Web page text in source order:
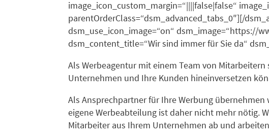
image_icon_custom_margin=“||||false|false“
parentOrderClass=“dsm_advanced_tabs_0″][/
dsm_use_icon_image=“on“ dsm_image=“https://
dsm_content_title=“Wir sind immer für Sie da“
Als Werbeagentur mit einem Team von
Unternehmen und Ihre Kunden hineinversetzen
Als Ansprechpartner für Ihre Werbung
eigene Werbeabteilung ist daher nicht mehr nötig.
Mitarbeiter aus Ihrem Unternehmen ab und